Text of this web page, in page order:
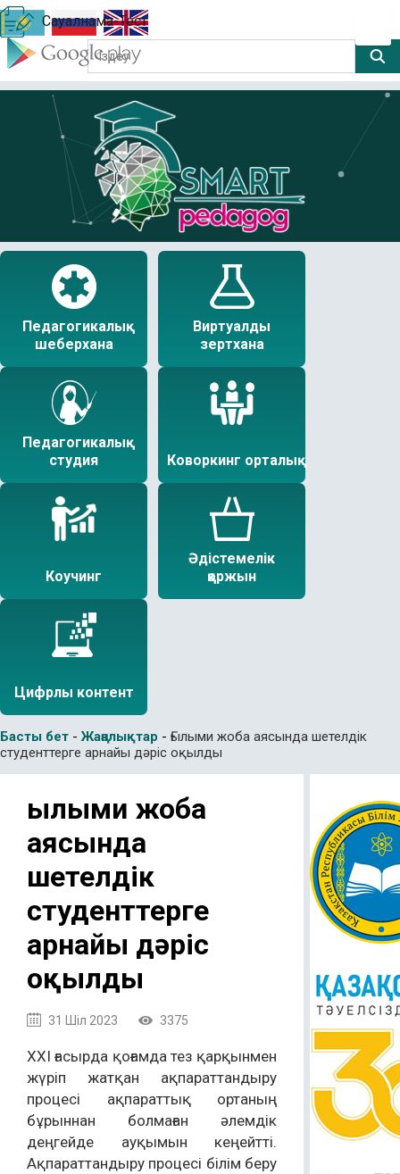
Сауалнама-Тест
Педагогикалық
шеберхана
Виртуалды
зертхана
Педагогикалық
студия
Коворкинг орталық
Коучинг
Әдістемелік
қоржын
Цифрлы контент
Басты бет -Жаңалықтар - Ғылыми жоба аясында шетелдік
студенттерге арнайы дәріс оқылды
Ғылыми жоба
аясында
шетелдік
студенттерге
арнайы дәріс
оқылды
31 Шіл 2023 3375
ХХІ ғасырда қоғамда тез қарқынмен
жүріп жатқан ақпараттандыру
процесі ақпараттық ортаның
бұрыннан болмаған әлемдік
деңгейде ауқымын кеңейтті.
Ақпараттандыру процесі білім беру